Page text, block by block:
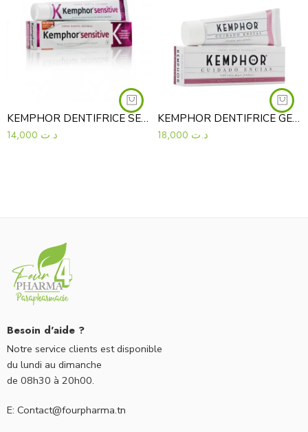
KEMPHOR DENTIFRICE SENSITIVE 75ML
د.ت
KEMPHOR DENTIFRICE GENCIVES 75ML
د.ت
Besoin d'aide ?
Notre service clients est disponible
du lundi au dimanche
de 08h30 à 20h00.
E: Contact@fourpharma.tn